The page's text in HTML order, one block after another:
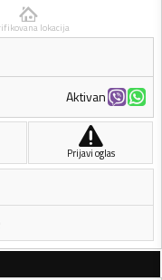
lokacija
Aktivan
Prijavi oglas